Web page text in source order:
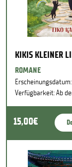
KIKIS KLEINER
ROMANE
Erscheinungsdatum:
Verfügbarkeit: Ab
15,00€